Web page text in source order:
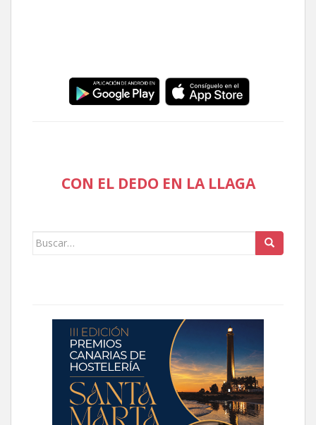
CON EL DEDO EN LA LLAGA
Buscar: